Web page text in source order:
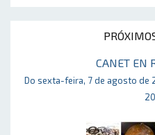
CANET EN
Do sexta-feira, 7 de agosto de